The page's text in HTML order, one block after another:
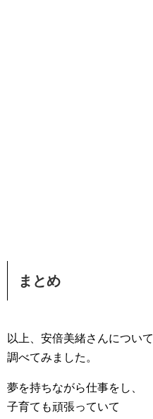
まとめ
以上、安倍美緒さんについて
調べてみました。
夢を持ちながら仕事をし、
子育ても頑張っていて